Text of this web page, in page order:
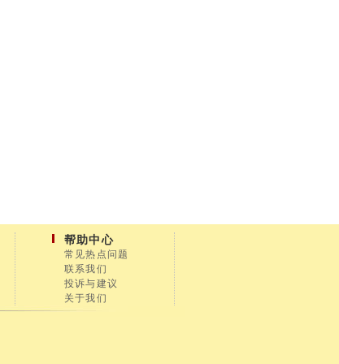
帮助中心
常见热点问题
联系我们
投诉与建议
关于我们